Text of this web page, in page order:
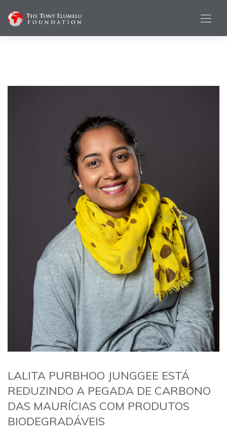
LALITA PURBHOO JUNGGEE ESTÁ
REDUZINDO A PEGADA DE CARBONO
DAS MAURÍCIAS COM PRODUTOS
BIODEGRADÁVEIS